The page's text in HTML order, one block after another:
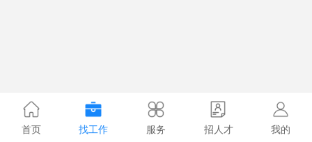
首页 找工作 服务 招人才 我的